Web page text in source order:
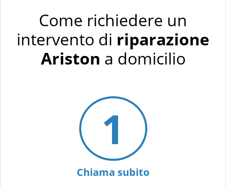
Come richiedere un
intervento di riparazione
Ariston a domicilio
1
Chiama subito